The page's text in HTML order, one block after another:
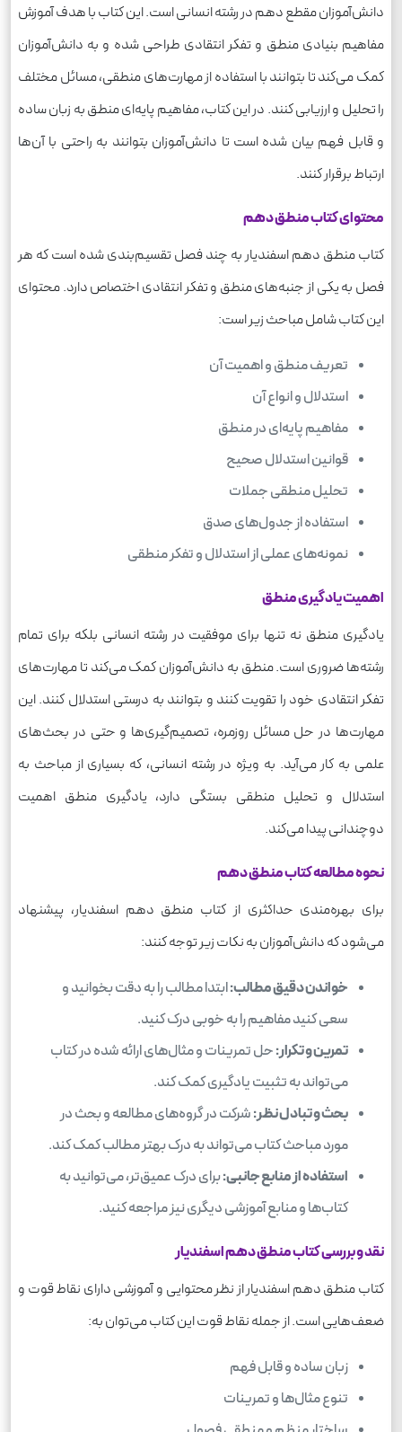
دانش‌آموزان مقطع دهم در رشته انسانی است. این کتاب با هدف آموزش
مفاهیم بنیادی منطق و تفکر انتقادی طراحی شده و به دانش‌آموزان
کمک می‌کند تا بتوانند با استفاده از مهارت‌های منطقی، مسائل مختلف
را تحلیل و ارزیابی کنند. در این کتاب، مفاهیم پایه‌ای منطق به زبان ساده
و قابل فهم بیان شده است تا دانش‌آموزان بتوانند به راحتی با آن‌ها
ارتباط برقرار کنند.
محتوای کتاب منطق دهم
کتاب منطق دهم اسفندیار به چند فصل تقسیم‌بندی شده است که هر
فصل به یکی از جنبه‌های منطق و تفکر انتقادی اختصاص دارد. محتوای
این کتاب شامل مباحث زیر است:
تعریف منطق و اهمیت آن
استدلال و انواع آن
مفاهیم پایه‌ای در منطق
قوانین استدلال صحیح
تحلیل منطقی جملات
استفاده از جدول‌های صدق
نمونه‌های عملی از استدلال و تفکر منطقی
اهمیت یادگیری منطق
یادگیری منطق نه تنها برای موفقیت در رشته انسانی بلکه برای تمام
رشته‌ها ضروری است. منطق به دانش‌آموزان کمک می‌کند تا مهارت‌های
تفکر انتقادی خود را تقویت کنند و بتوانند به درستی استدلال کنند. این
مهارت‌ها در حل مسائل روزمره، تصمیم‌گیری‌ها و حتی در بحث‌های
علمی به کار می‌آید. به ویژه در رشته انسانی، که بسیاری از مباحث به
استدلال و تحلیل منطقی بستگی دارد، یادگیری منطق اهمیت
دوچندانی پیدا می‌کند.
نحوه مطالعه کتاب منطق دهم
برای بهره‌مندی حداکثری از کتاب منطق دهم اسفندیار، پیشنهاد
می‌شود که دانش‌آموزان به نکات زیر توجه کنند:
خواندن دقیق مطالب:ابتدا مطالب را به دقت بخوانید و
سعی کنید مفاهیم را به خوبی درک کنید.
تمرین و تکرار:حل تمرینات و مثال‌های ارائه شده در کتاب
می‌تواند به تثبیت یادگیری کمک کند.
بحث و تبادل نظر:شرکت در گروه‌های مطالعه و بحث در
مورد مباحث کتاب می‌تواند به درک بهتر مطالب کمک کند.
استفاده از منابع جانبی:برای درک عمیق‌تر، می‌توانید به
کتاب‌ها و منابع آموزشی دیگری نیز مراجعه کنید.
نقد و بررسی کتاب منطق دهم اسفندیار
کتاب منطق دهم اسفندیار از نظر محتوایی و آموزشی دارای نقاط قوت و
ضعف‌هایی است. از جمله نقاط قوت این کتاب می‌توان به:
زبان ساده و قابل فهم
تنوع مثال‌ها و تمرینات